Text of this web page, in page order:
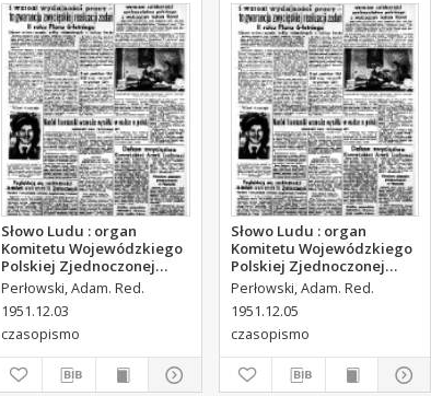
Słowo Ludu : organ
Komitetu Wojewódzkiego
Polskiej Zjednoczonej
Partii Robotniczej, 1951,
R.3, nr 312
Perłowski, Adam. Red.
1951.12.03
czasopismo
Słowo Ludu : organ
Komitetu Wojewódzkiego
Polskiej Zjednoczonej
Partii Robotniczej, 1951,
R.3, nr 314
Perłowski, Adam. Red.
1951.12.05
czasopismo